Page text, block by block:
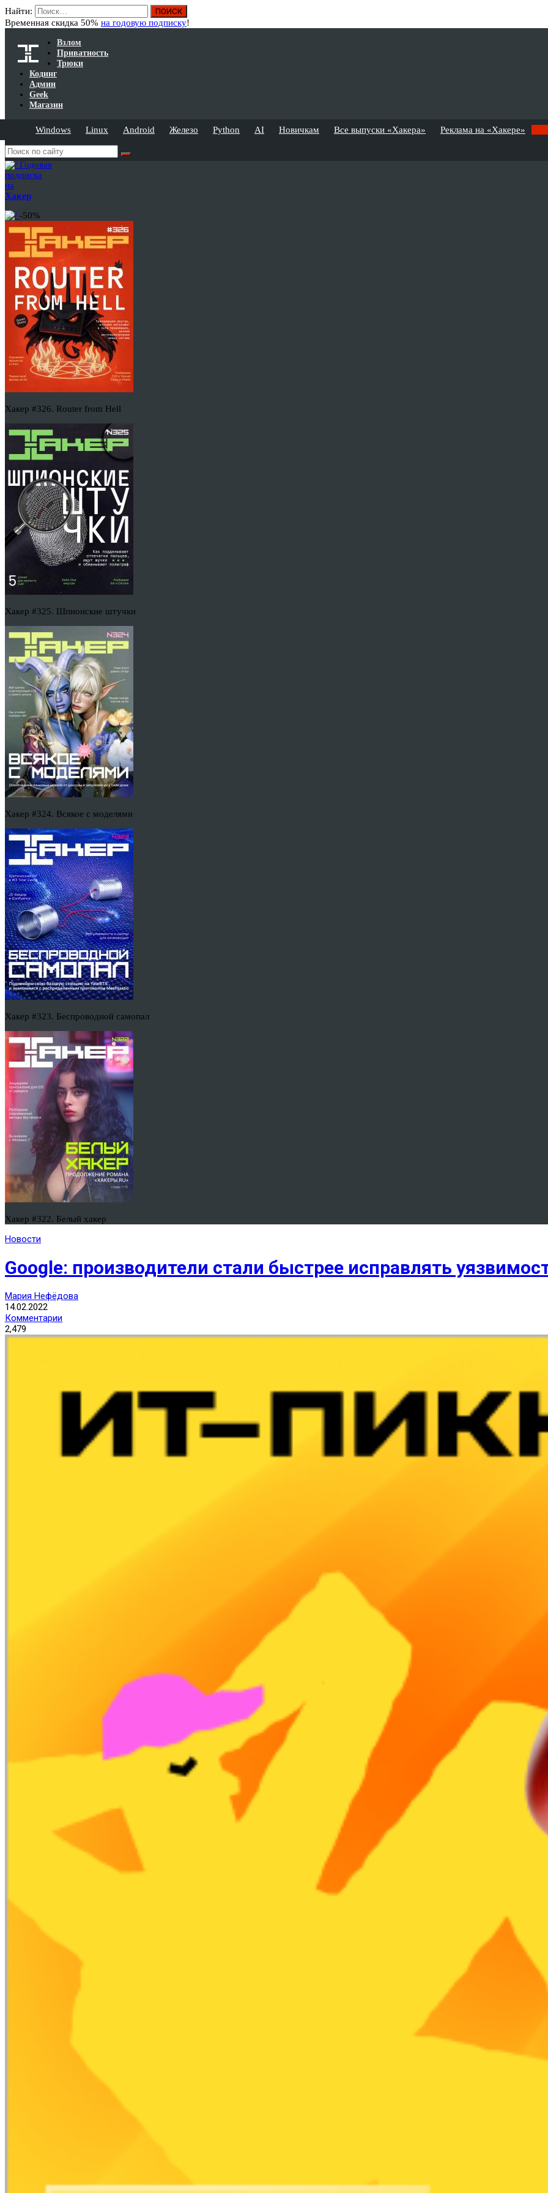
Найти:
Временная скидка 50% на годовую подписку!
Взлом
Приватность
Трюки
Кодинг
Админ
Geek
Магазин
Windows Linux Android Железо Python AI Новичкам Все выпуски «Хакера» Реклама на «Хакере»
Годовая
подписка
на
Хакер
-50%
Хакер #326. Router from Hell
Хакер #325. Шпионские штучки
Хакер #324. Всякое с моделями
Хакер #323. Беспроводной самопал
Хакер #322. Белый хакер
Новости
Google: производители стали быстрее исправлять
Мария Нефёдова
14.02.2022
Комментарии
2,479